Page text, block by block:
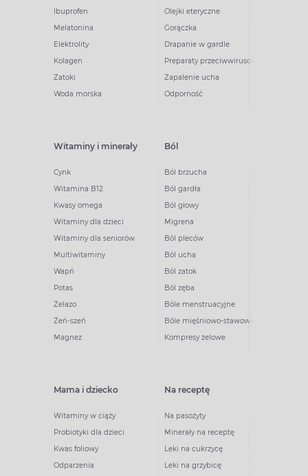
Ibuprofen
Melatonina
Elektrolity
Kolagen
Zatoki
Woda morska
Olejki eteryczne
Gorączka
Drapanie w gardle
Preparaty przeciwwirusowe
Zapalenie ucha
Odporność
Witaminy i minerały
Cynk
Witamina B12
Kwasy omega
Witaminy dla dzieci
Witaminy dla seniorów
Multiwitaminy
Wapń
Potas
Żelazo
Żeń-szeń
Magnez
Ból
Ból brzucha
Ból gardła
Ból głowy
Migrena
Ból pleców
Ból ucha
Ból zatok
Ból zęba
Bóle menstruacyjne
Bóle mięśniowo-stawowe
Kompresy żelowe
Mama i dziecko
Witaminy w ciąży
Probiotyki dla dzieci
Kwas foliowy
Odparzenia
Na receptę
Na pasożyty
Minerały na receptę
Leki na cukrzycę
Leki na grzybicę